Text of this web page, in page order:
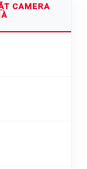
CAMERA